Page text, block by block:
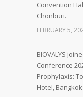
Convention
Chonburi.
FEBRUARY 5,
BIOVALYS
Conference
Prophylaxis:
Hotel, Bangkok